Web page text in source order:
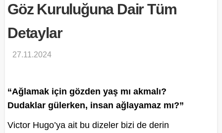
Göz Kuruluğuna Dair Tüm
Detaylar
27.11.2024
“Ağlamak için gözden yaş mı akmalı?
Dudaklar gülerken, insan ağlayamaz mı?”
Victor Hugo’ya ait bu dizeler bizi de derin